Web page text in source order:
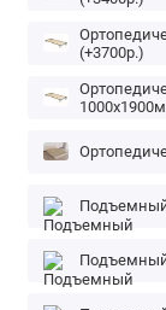
(+3700р.)